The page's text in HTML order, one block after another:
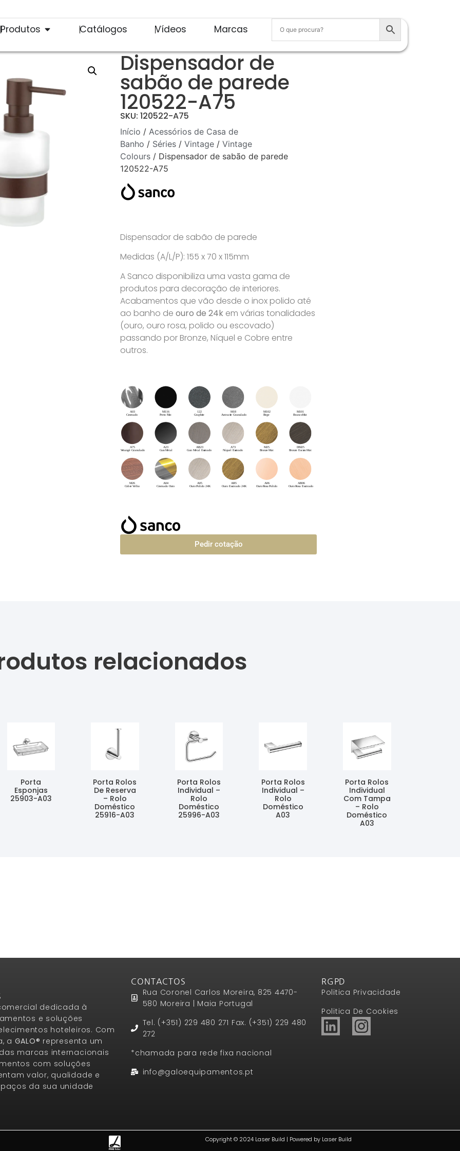
Produtos Catálogos Vídeos Marcas
Dispensador de
sabão de parede
120522-A75
SKU: 120522-A75
Início / Acessórios de Casa de
Banho / Séries/ Vintage/ Vintage
Colours/ Dispensador de sabão de parede
120522-A75
Dispensador de sabão de parede
Medidas (A/L/P): 155 x 70 x 115mm
A Sanco disponibiliza uma vasta gama de
produtos para decoração de interiores.
Acabamentos que vão desde o inox polido até
ao banho de ouro de 24kem várias tonalidades
(ouro, ouro rosa, polido ou escovado)
passando por Bronze, Níquel e Cobre entre
outros.
Pedir cotação
relacionados
Porta
Esponjas
25903-A03
Porta Rolos
De Reserva
– Rolo
Doméstico
25916-A03
Porta Rolos
Individual –
Rolo
Doméstico
25996-A03
Porta Rolos
Individual –
Rolo
Doméstico
A03
Porta Rolos
Individual
Com Tampa
– Rolo
Doméstico
A03
dedicada à
e soluções
hoteleiros. Com
a GALO® representa um
marcas internacionais
com soluções
valor, qualidade e
da sua unidade
CONTACTOS
Rua Coronel Carlos Moreira, 825 4470-
580 Moreira | Maia Portugal
Tel. (+351) 229 480 271 Fax. (+351) 229 480
272
*chamada para rede fixa nacional
info@galoequipamentos.pt
RGPD
Politica Privacidade
Politica De Cookies
Copyright © 2024 Laser Build | Powered by Laser Build